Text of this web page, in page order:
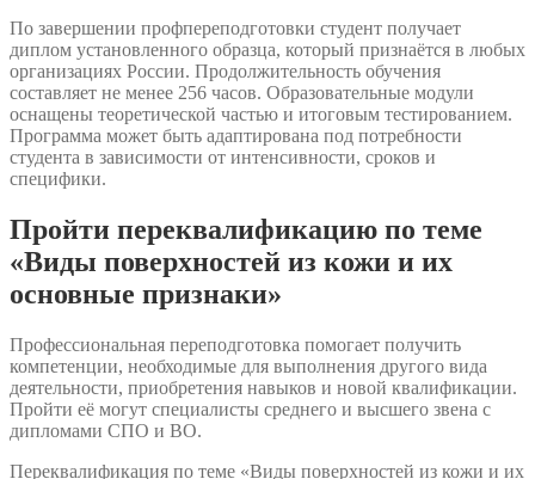
По завершении профпереподготовки студент получает
диплом установленного образца, который признаётся в любых
организациях России. Продолжительность обучения
составляет не менее 256 часов. Образовательные модули
оснащены теоретической частью и итоговым тестированием.
Программа может быть адаптирована под потребности
студента в зависимости от интенсивности, сроков и
специфики.
Пройти переквалификацию по теме
«Виды поверхностей из кожи и их
основные признаки»
Профессиональная переподготовка помогает получить
компетенции, необходимые для выполнения другого вида
деятельности, приобретения навыков и новой квалификации.
Пройти её могут специалисты среднего и высшего звена с
дипломами СПО и ВО.
Переквалификация по теме «Виды поверхностей из кожи и их